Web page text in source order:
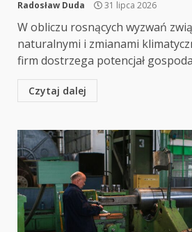
Radosław Duda 31 lipca 2026
W obliczu rosnących wyzwań
naturalnymi i zmianami
firm dostrzega potencjał
Czytaj dalej